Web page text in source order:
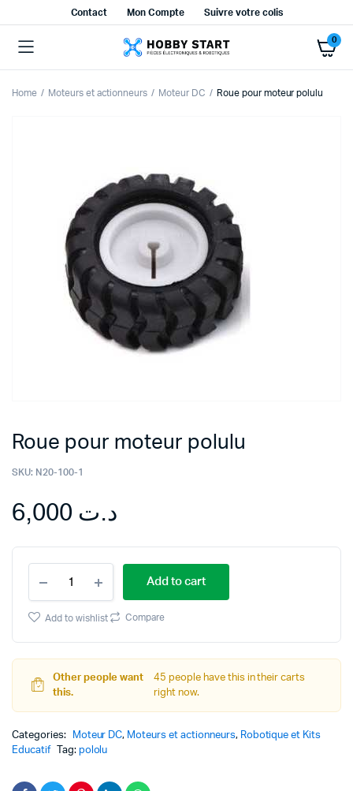
Contact Mon Compte Suivre votre colis
0
Home Moteurs et actionneurs Moteur DC Roue pour moteur polulu
Roue pour moteur polulu
SKU: N20-100-1
د.ت
pour
moteur
polulu
Add to cart
Add to wishlist Compare
Other people want
this.
45 people have this in their carts
right now.
Categories: Moteur DC, Moteurs et actionneurs, Robotique et Kits
Educatif
Tag: pololu